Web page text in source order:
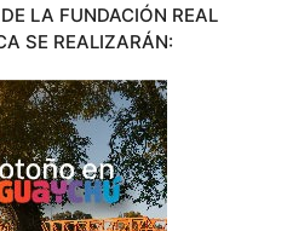
LA FUNDACIÓN REAL
SE REALIZARÁN: